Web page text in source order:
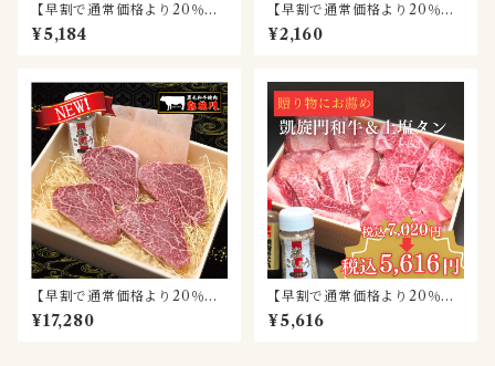
【早割で通常価格より20％お
得！】赤門特製上塩タン（320
ｇ）
¥5,184
【早割で通常価格より20％お
得！】秘伝のタレ・塩コショ
ウ(計3本)＆赤門特製キムチ
¥2,160
【早割で通常価格より20％お
得！】黒毛和牛シャトーブリ
アン（150g×4個）
¥17,280
【早割で通常価格より20％お
得！】凱旋門和牛&上塩タンセ
ット(2～3名様用)
¥5,616